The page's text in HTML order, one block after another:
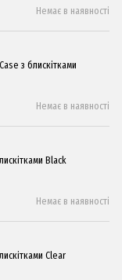
Немає в наявності
з блискітками
Немає в наявності
Black
Немає в наявності
Clear